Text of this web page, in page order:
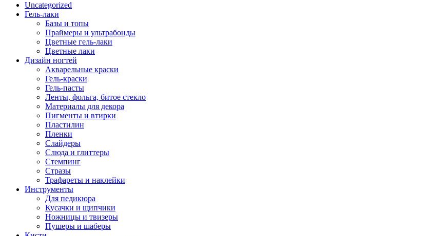
Uncategorized
Гель-лаки
Базы и топы
Праймеры и ультрабонды
Цветные гель-лаки
Цветные лаки
Дизайн ногтей
Акварельные краски
Гель-краски
Гель-пасты
Ленты, фольга, битое стекло
Материалы для декора
Пигменты и втирки
Пластилин
Пленки
Слайдеры
Слюда и глиттеры
Стемпинг
Стразы
Трафареты и наклейки
Инструменты
Для педикюра
Кусачки и щипчики
Ножницы и твизеры
Пушеры и шаберы